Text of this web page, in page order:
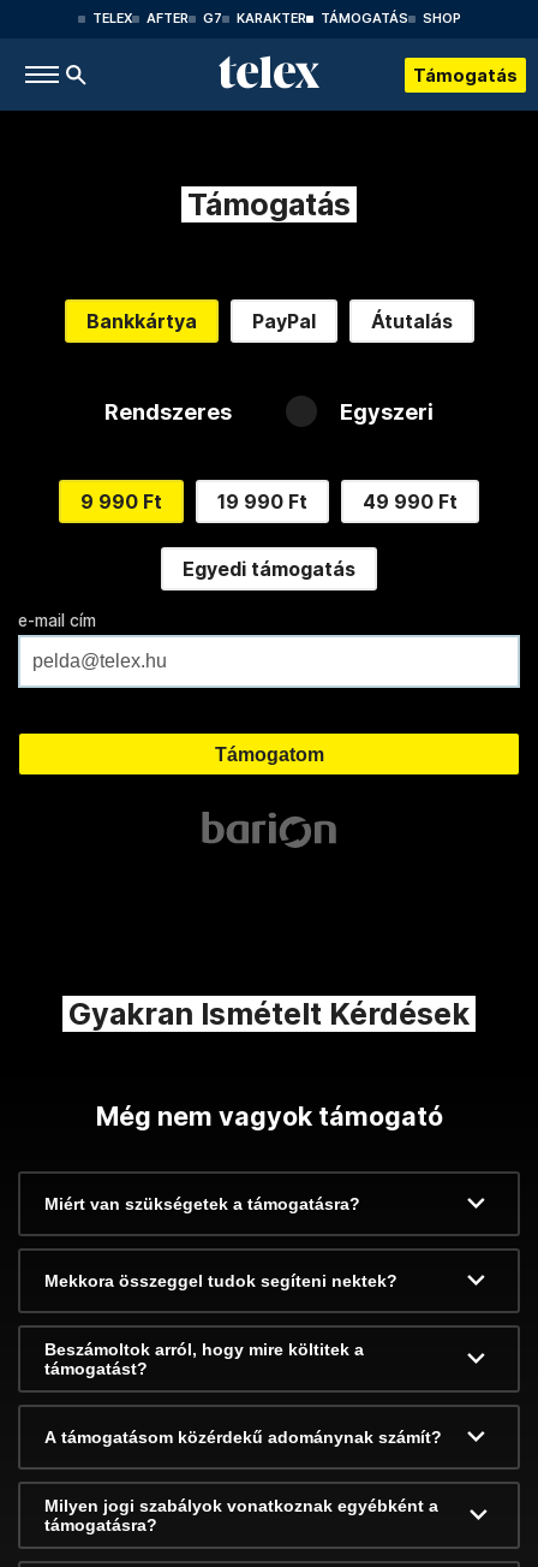
TELEX AFTER G7 KARAKTER TÁMOGATÁS SHOP
Támogatás
Támogatás
Bankkártya PayPal Átutalás
Rendszeres Egyszeri
9 990 Ft 19 990 Ft 49 990 Ft
Egyedi támogatás
e-mail cím
Gyakran Ismételt Kérdések
Még nem vagyok támogató
Miért van szükségetek a támogatásra?
Mekkora összeggel tudok segíteni nektek?
Beszámoltok arról, hogy mire költitek a
támogatást?
A támogatásom közérdekű adománynak számít?
Milyen jogi szabályok vonatkoznak egyébként a
támogatásra?